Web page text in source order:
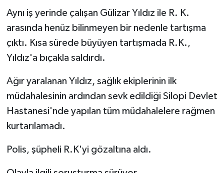
Aynı iş yerinde çalışan Gülizar Yıldız ile R. K.
arasında henüz bilinmeyen bir nedenle tartışma
çıktı. Kısa sürede büyüyen tartışmada R.K.,
Yıldız'a bıçakla saldırdı.
Ağır yaralanan Yıldız, sağlık ekiplerinin ilk
müdahalesinin ardından sevk edildiği Silopi Devlet
Hastanesi'nde yapılan tüm müdahalelere rağmen
kurtarılamadı.
Polis, şüpheli R.K'yi gözaltına aldı.